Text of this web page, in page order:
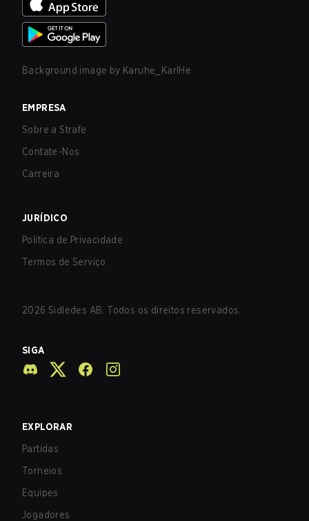
Background image by Karuhe_KarlHe
EMPRESA
Sobre a Strafe
Contate-Nos
Carreira
JURÍDICO
Política de Privacidade
Termos de Serviço
2026 Sidledes AB. Todos os direitos reservados.
SIGA
EXPLORAR
Partidas
Torneios
Equipes
Jogadores